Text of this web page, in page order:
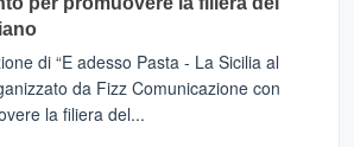
di “E adesso Pasta - La Sicilia al
da Fizz Comunicazione con
la filiera del...